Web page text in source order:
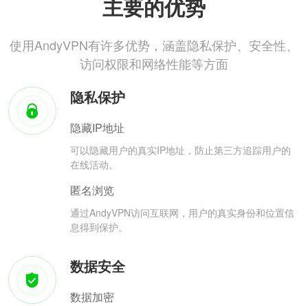
主要的优势
使用AndyVPN有许多优势，涵盖隐私保护、安全性、
访问权限和网络性能等方面
隐私保护
隐藏IP地址
可以隐藏用户的真实IP地址，防止第三方追踪用户的
在线活动。
匿名浏览
通过AndyVPN访问互联网，用户的真实身份和位置信
息得到保护。
数据安全
数据加密